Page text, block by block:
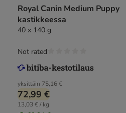
Royal Canin Medium Puppy
kastikkeessa
40 x 140 g
yksittäin 75,16 €
72,99 €
13,03 € / kg
Not rated